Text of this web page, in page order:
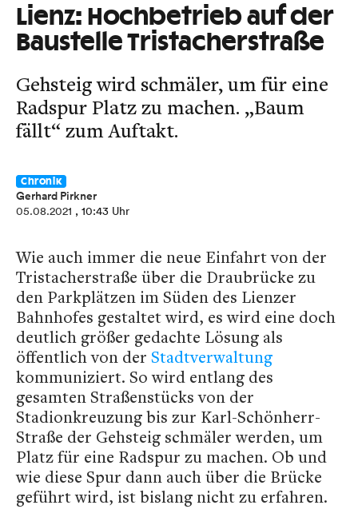
Lienz: Hochbetrieb auf der
Baustelle Tristacherstraße
Gehsteig wird schmäler, um für eine
Radspur Platz zu machen. „Baum
fällt“ zum Auftakt.
Chronik
Gerhard Pirkner
05.08.2021 , 10:43 Uhr
Wie auch immer die neue Einfahrt von der
Tristacherstraße über die Draubrücke zu
den Parkplätzen im Süden des Lienzer
Bahnhofes gestaltet wird, es wird eine doch
deutlich größer gedachte Lösung als
öffentlich von der Stadtverwaltung
kommuniziert. So wird entlang des
gesamten Straßenstücks von der
Stadionkreuzung bis zur Karl-Schönherr-
Straße der Gehsteig schmäler werden, um
Platz für eine Radspur zu machen. Ob und
wie diese Spur dann auch über die Brücke
geführt wird, ist bislang nicht zu erfahren.